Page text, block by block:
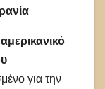
αμερικανικό
για την